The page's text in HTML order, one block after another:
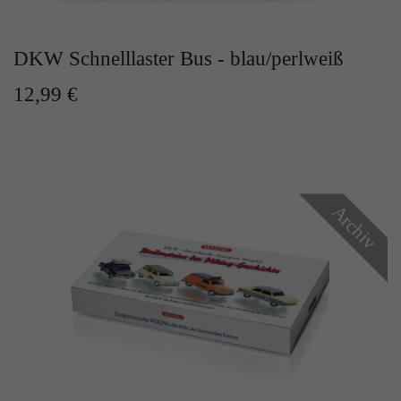
DKW Schnelllaster Bus - blau/perlweiß
12,99 €
Archiv